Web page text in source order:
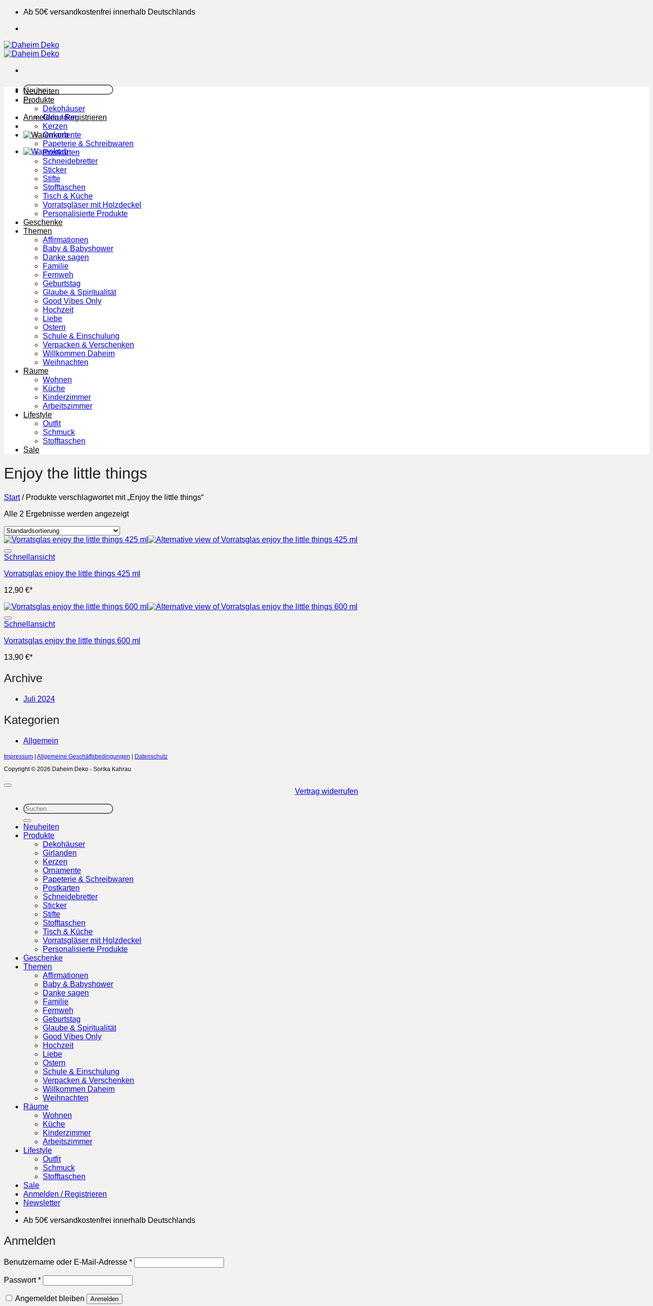
Zum
springen
Ab 50€ versandkostenfrei innerhalb Deutschlands
Suchen
nach:
Anmelden / Registrieren
Neuheiten
Produkte
Dekohäuser
Girlanden
Kerzen
Ornamente
Papeterie & Schreibwaren
Postkarten
Schneidebretter
Sticker
Stifte
Stofftaschen
Tisch & Küche
Vorratsgläser mit Holzdeckel
Personalisierte Produkte
Geschenke
Themen
Affirmationen
Baby & Babyshower
Danke sagen
Familie
Fernweh
Geburtstag
Glaube & Spiritualität
Good Vibes Only
Hochzeit
Liebe
Ostern
Schule & Einschulung
Verpacken & Verschenken
Willkommen Daheim
Weihnachten
Räume
Wohnen
Küche
Kinderzimmer
Arbeitszimmer
Lifestyle
Outfit
Schmuck
Stofftaschen
Sale
Enjoy the little things
Start /Produkte verschlagwortet mit „Enjoy the little things“
Alle 2 Ergebnisse werden angezeigt
Schnellansicht
Vorratsglas enjoy the little things 425 ml
12,90 €*
Schnellansicht
Vorratsglas enjoy the little things 600 ml
13,90 €*
Archive
Juli 2024
Kategorien
Allgemein
Impressum | Allgemeine Geschäftsbedingungen | Datenschutz
Copyright © 2026 Daheim Deko - Sorika Kahrau
Vertrag widerrufen
Suchen
nach:
Neuheiten
Produkte
Dekohäuser
Girlanden
Kerzen
Ornamente
Papeterie & Schreibwaren
Postkarten
Schneidebretter
Sticker
Stifte
Stofftaschen
Tisch & Küche
Vorratsgläser mit Holzdeckel
Personalisierte Produkte
Geschenke
Themen
Affirmationen
Baby & Babyshower
Danke sagen
Familie
Fernweh
Geburtstag
Glaube & Spiritualität
Good Vibes Only
Hochzeit
Liebe
Ostern
Schule & Einschulung
Verpacken & Verschenken
Willkommen Daheim
Weihnachten
Räume
Wohnen
Küche
Kinderzimmer
Arbeitszimmer
Lifestyle
Outfit
Schmuck
Stofftaschen
Sale
Anmelden / Registrieren
Newsletter
Ab 50€ versandkostenfrei innerhalb Deutschlands
Anmelden
Benutzername oder E-Mail-Adresse *Erforderlich
Passwort*Erforderlich
Angemeldet bleiben Anmelden